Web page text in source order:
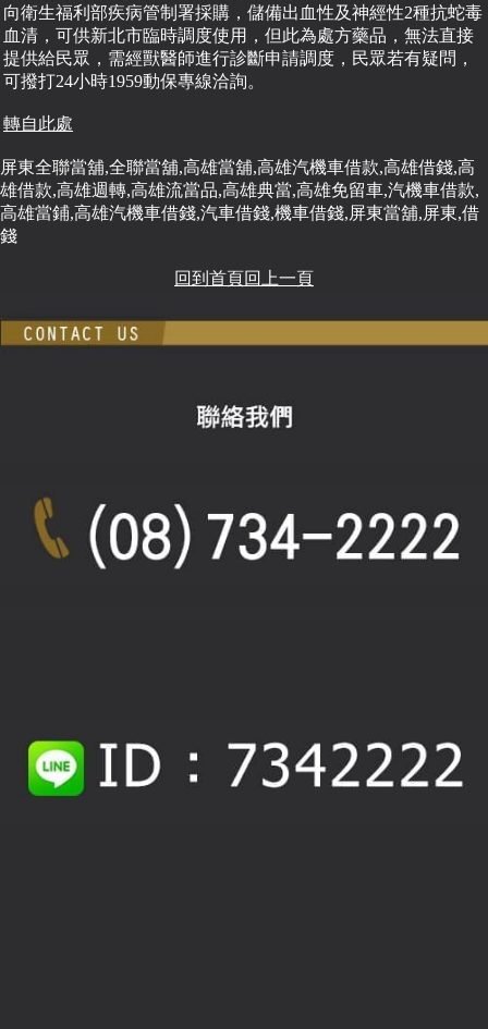
向衛生福利部疾病管制署採購，儲備出血性及神經性2種抗蛇毒
血清，可供新北市臨時調度使用，但此為處方藥品，無法直接
提供給民眾，需經獸醫師進行診斷申請調度，民眾若有疑問，
可撥打24小時1959動保專線洽詢。
轉自此處
屏東全聯當舖,全聯當舖,高雄當舖,高雄汽機車借款,高雄借錢,高
雄借款,高雄週轉,高雄流當品,高雄典當,高雄免留車,汽機車借款,
高雄當鋪,高雄汽機車借錢,汽車借錢,機車借錢,屏東當舖,屏東,借
錢
回到首頁回上一頁